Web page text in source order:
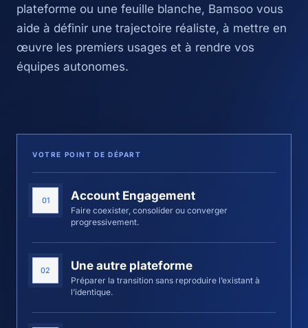
plateforme ou une feuille blanche, Bamsoo vous
aide à définir une trajectoire réaliste, à mettre en
œuvre les premiers usages et à rendre vos
équipes autonomes.
VOTRE POINT DE DÉPART
01 Account Engagement
Faire coexister, consolider ou converger
progressivement.
02 Une autre plateforme
Préparer la transition sans reproduire l’existant à
l’identique.